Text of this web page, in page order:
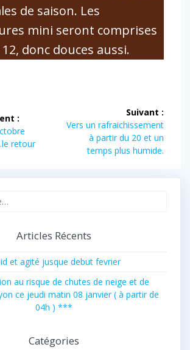
de saison. Les
mini seront comprises
donc douces aussi.
:
: retour
Suivant :
Article
suivant :
Vers un rafraichissement
à partir du 20 et un
temps plus humide.
Articles Récents
et agité jusque debut fevrier
au risque de chutes de neige et de
ce jeudi matin 08 janvier ( à partir de
04h ) ***
Catégories